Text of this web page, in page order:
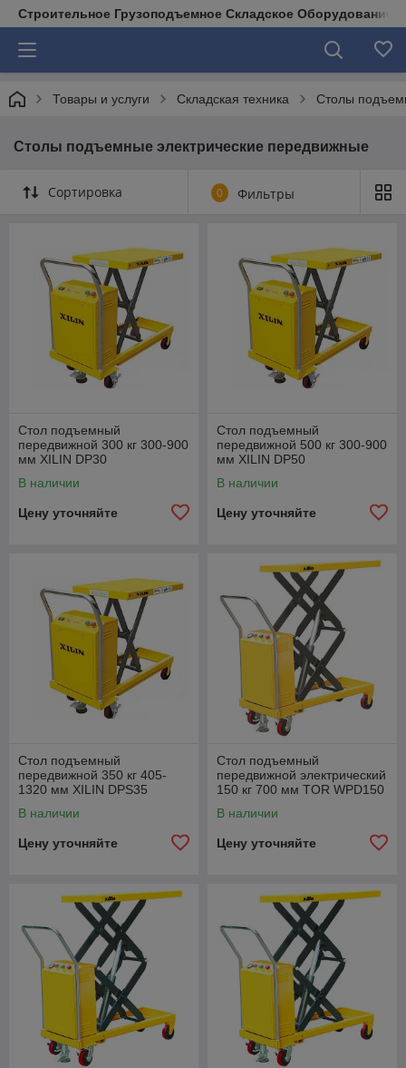
Строительное Грузоподъемное Складское Оборудование
Товары и услуги Складская техника Столы
Столы подъемные электрические передвижные
Сортировка 0 Фильтры
Стол подъемный
передвижной 300 кг 300-900
мм XILIN DP30
В наличии
Цену уточняйте
Стол подъемный
передвижной 500 кг 300-900
мм XILIN DP50
В наличии
Цену уточняйте
Стол подъемный
передвижной 350 кг 405-
1320 мм XILIN DPS35
В наличии
Цену уточняйте
Стол подъемный
передвижной электрический
150 кг 700 мм TOR WPD150
В наличии
Цену уточняйте